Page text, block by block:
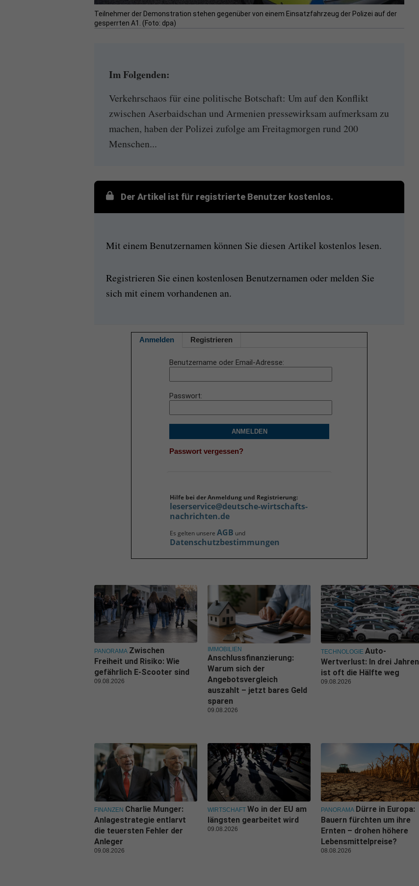
Teilnehmer der Demonstration stehen gegenüber von einem Einsatzfahrzeug der Polizei auf der
gesperrten A1. (Foto: dpa)
Im Folgenden:
Verkehrschaos für eine politische Botschaft: Um auf den Konflikt
zwischen Aserbaidschan und Armenien pressewirksam aufmerksam zu
machen, haben der Polizei zufolge am Freitagmorgen rund 200
Menschen...
Der Artikel ist für registrierte Benutzer kostenlos.
Mit einem Benutzernamen können Sie diesen Artikel kostenlos lesen.
Registrieren Sie einen kostenlosen Benutzernamen oder melden Sie
sich mit einem vorhandenen an.
Anmelden Registrieren
Benutzername oder Email-Adresse
Passwort
ANMELDEN
Passwort vergessen?
Hilfe bei der Anmeldung und Registrierung:
leserservice@deutsche-wirtschafts-
nachrichten.de
Es gelten unsere AGB und
Datenschutzbestimmungen
PANORAMA Zwischen
Freiheit und Risiko: Wie
gefährlich E-Scooter sind
09.08.2026
IMMOBILIEN
Anschlussfinanzierung:
Warum sich der
Angebotsvergleich
auszahlt – jetzt bares Geld
sparen
09.08.2026
TECHNOLOGIE Auto-
Wertverlust: In drei Jahren
ist oft die Hälfte weg
09.08.2026
FINANZEN Charlie Munger:
Anlagestrategie entlarvt
die teuersten Fehler der
Anleger
09.08.2026
WIRTSCHAFT Wo in der EU am
längsten gearbeitet wird
09.08.2026
PANORAMA Dürre in Europa:
Bauern fürchten um ihre
Ernten – drohen höhere
Lebensmittelpreise?
08.08.2026